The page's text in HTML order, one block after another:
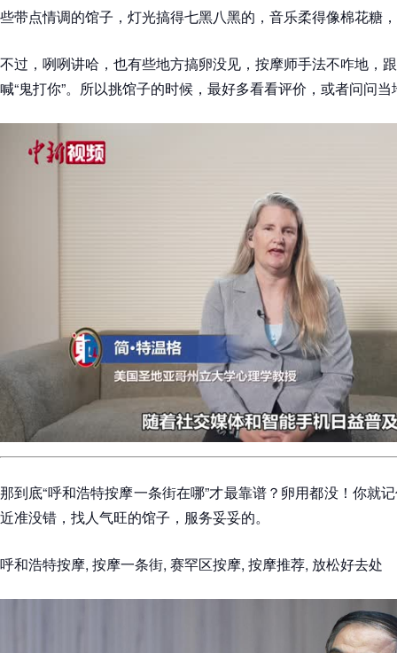
些带点情调的馆子，灯光搞得七黑八黑的，音乐柔得像棉花糖
不过，咧咧讲哈，也有些地方搞卵没见，按摩师手法不咋地，
喊“鬼打你”。所以挑馆子的时候，最好多看看评价，或者问问当
那到底“呼和浩特按摩一条街在哪”才最靠谱？卵用都没！你就
近准没错，找人气旺的馆子，服务妥妥的。
呼和浩特按摩, 按摩一条街, 赛罕区按摩, 按摩推荐, 放松好去处